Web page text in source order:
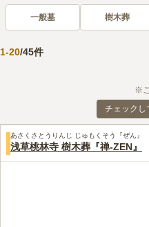
一般墓 樹木葬
1-20/45件
※
チェックし
あさくさとうりんじ じゅもくそう『ぜん』
浅草桃林寺 樹木葬『禅-ZEN』